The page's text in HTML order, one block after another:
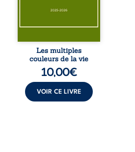
pour en retrouver
Entre souvenirs,
désillusions, Les
multiples couleurs
de la vie explore la
force des liens, le
poids des non-dits
et la ...
Les multiples
couleurs de la vie
10,00€
VOIR CE LIVRE